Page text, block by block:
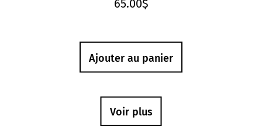
65.00$
Ajouter au panier
Voir plus